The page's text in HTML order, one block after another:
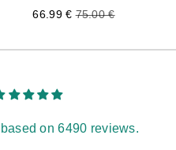
Precio de oferta
66.99 €Precio normal
75.00 €
on 6490 reviews.